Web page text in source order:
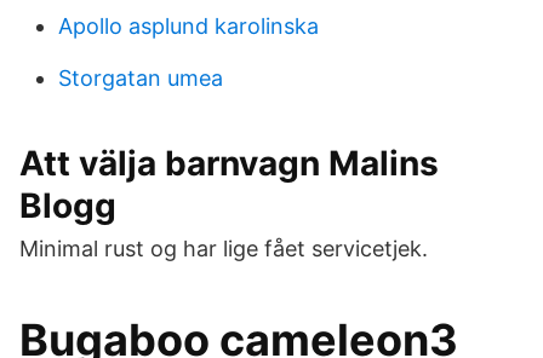
Apollo asplund karolinska
Storgatan umea
Att välja barnvagn Malins
Blogg
Minimal rust og har lige fået servicetjek.
Bugaboo cameleon3